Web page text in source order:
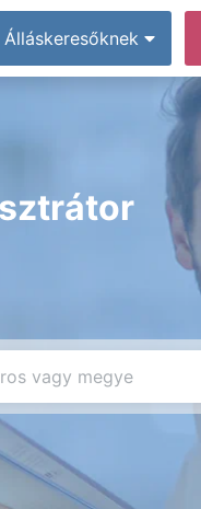
Álláskeresőknek